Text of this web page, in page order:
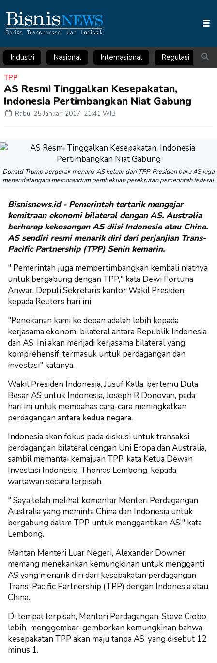
Industri Nasional Internasional Regulasi
TPP
AS Resmi Tinggalkan Kesepakatan,
Indonesia Pertimbangkan Niat Gabung
Rabu, 25 Januari 2017, 21:41 WIB
Donald Trump bergerak menarik AS keluar dari TPP. Presiden baru AS juga
menandatangani memorandum pembekuan perekrutan pemerintah federal
Bisnisnews.id - Pemerintah tertarik mengejar
kemitraan ekonomi bilateral dengan AS. Australia
berharap kekosongan AS diisi Indonesia atau China.
AS sendiri resmi menarik diri dari perjanjian Trans-
Pacific Partnership (TPP) Senin kemarin.
" Pemerintah juga mempertimbangkan kembali niatnya
untuk bergabung dengan TPP," kata Dewi Fortuna
Anwar, Deputi Sekretaris kantor Wakil Presiden,
kepada Reuters hari ini
"Penekanan kami ke depan adalah lebih kepada
kerjasama ekonomi bilateral antara Republik Indonesia
dan AS. Ini akan menjadi kerjasama bilateral yang
komprehensif, termasuk untuk perdagangan dan
investasi" katanya.
Wakil Presiden Indonesia, Jusuf Kalla, bertemu Duta
Besar AS untuk Indonesia, Joseph R Donovan, pada
hari ini untuk membahas cara-cara meningkatkan
perdagangan antara kedua negara.
Indonesia akan fokus pada diskusi untuk transaksi
perdagangan bilateral dengan Uni Eropa dan Australia,
sambil memantai kemajuan TPP, kata Ketua Dewan
Investasi Indonesia, Thomas Lembong, kepada
wartawan secara terpisah.
" Saya telah melihat komentar Menteri Perdagangan
Australia yang meminta China dan Indonesia untuk
bergabung dalam TPP untuk menggantikan AS," kata
Lembong.
Mantan Menteri Luar Negeri, Alexander Downer
memang menekankan kemungkinan untuk mengganti
AS yang menarik diri dari kesepakatan perdagangan
Trans-Pacific Partnership (TPP) dengan Indonesia atau
China.
Di tempat terpisah, Menteri Perdagangan, Steve Ciobo,
lebih menggembar-gemborkan kemungkinan bahwa
kesepakatan TPP akan maju tanpa AS, yang disebut 12
minus 1.